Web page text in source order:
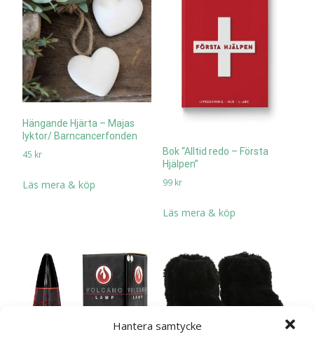
Hantera samtycke
Hängande Hjärta – Majas
lyktor/ Barncancerfonden
45 kr
Läs mera & köp
Bok “Alltid redo – Första
Hjälpen”
99 kr
Läs mera & köp